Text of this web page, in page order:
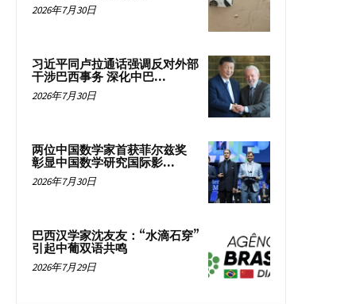
2026年7月30日
习近平同卢拉通话强调反对外部
干涉巴西事务 深化中巴...
2026年7月30日
两位中国数学家首获菲尔兹奖
彰显中国数学研究国际影...
2026年7月30日
巴西汉学家沈友友：“水滴石穿”
引起中葡双语共鸣
2026年7月29日